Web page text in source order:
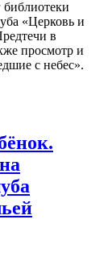
библиотеки
«Церковь и
в
просмотр и
с небес».